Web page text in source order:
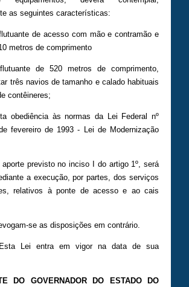
as seguintes características:
de acesso com mão e contramão e
metros de comprimento
de 520 metros de comprimento,
três navios de tamanho e calado habituais
contêineres;
obediência às normas da Lei Federal nº
fevereiro de 1993 - Lei de Modernização
aporte previsto no inciso I do artigo 1º, será
a execução, por partes, dos serviços
relativos à ponte de acesso e ao cais
se as disposições em contrário.
Lei entra em vigor na data de sua
DO GOVERNADOR DO ESTADO DO